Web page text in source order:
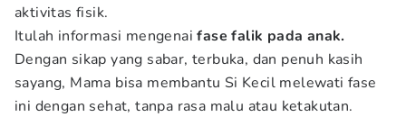
aktivitas fisik.
Itulah informasi mengenaifase falik pada anak.
Dengan sikap yang sabar, terbuka, dan penuh kasih
sayang, Mama bisa membantu Si Kecil melewati fase
ini dengan sehat, tanpa rasa malu atau ketakutan.